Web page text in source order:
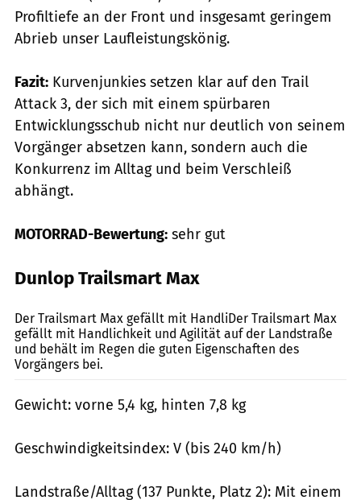
Profiltiefe an der Front und insgesamt geringem
Abrieb unser Laufleistungskönig.
Fazit: Kurvenjunkies setzen klar auf den Trail
Attack 3, der sich mit einem spürbaren
Entwicklungsschub nicht nur deutlich von seinem
Vorgänger absetzen kann, sondern auch die
Konkurrenz im Alltag und beim Verschleiß
abhängt.
MOTORRAD-Bewertung: sehr gut
Dunlop Trailsmart Max
Der Trailsmart Max gefällt mit HandliDer Trailsmart Max
gefällt mit Handlichkeit und Agilität auf der Landstraße
und behält im Regen die guten Eigenschaften des
Vorgängers bei.
Gewicht: vorne 5,4 kg, hinten 7,8 kg
Geschwindigkeitsindex: V (bis 240 km/h)
Landstraße/Alltag (137 Punkte, Platz 2): Mit einem